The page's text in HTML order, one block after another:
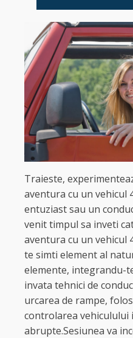
Traieste,
aventura cu un vehicul
entuziast sau un
venit timpul sa inveti
aventura cu un vehicul
te simti element al
elemente, integrandu-
invata tehnici de
urcarea de rampe,
controlarea vehiculului
abrupte.Sesiunea va